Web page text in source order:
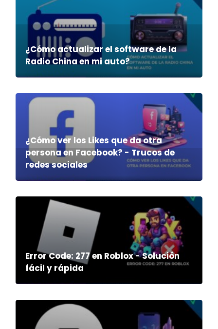
¿Cómo actualizar el software de la
Radio China en mi auto?
¿Cómo ver los Likes que da otra
persona en Facebook? - Trucos de
redes sociales
Error Code: 277 en Roblox - Solución
fácil y rápida